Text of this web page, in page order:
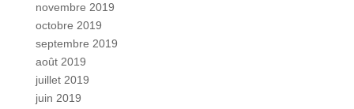
novembre 2019
octobre 2019
septembre 2019
août 2019
juillet 2019
juin 2019